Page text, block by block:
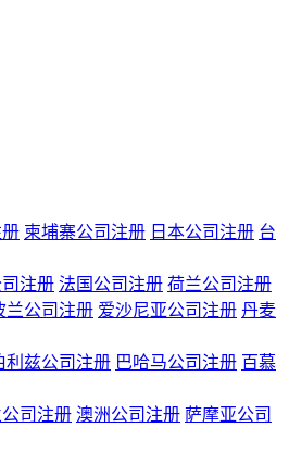
柬埔寨公司注册 日本公司注册 台
注册 法国公司注册 荷兰公司注册
兰公司注册 爱沙尼亚公司注册 丹麦
利兹公司注册 巴哈马公司注册 百慕
司注册 澳洲公司注册 萨摩亚公司